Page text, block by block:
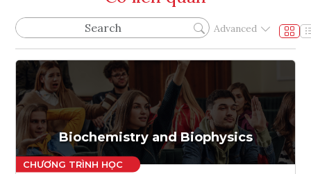
Advanced
Biochemistry and Biophysics